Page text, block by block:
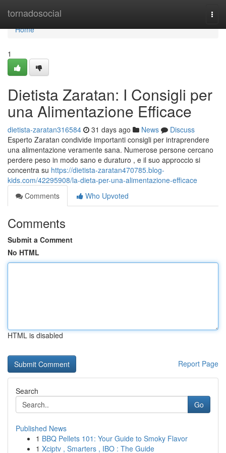
tornadosocial
Home
Home
1
Dietista Zaratan: I Consigli per
una Alimentazione Efficace
dietista-zaratan316584 31 days ago News
Discuss
Esperto Zaratan condivide importanti consigli per intraprendere
una alimentazione veramente sana. Numerose persone cercano
perdere peso in modo sano e duraturo , e il suo approccio si
concentra su https://dietista-zaratan470785.blog-
kids.com/42295908/la-dieta-per-una-alimentazione-efficace
Comments
Who Upvoted
Comments
Submit a Comment
No HTML
HTML is disabled
Report Page
Search
Go
Published News
1 BBQ Pellets 101: Your Guide to Smoky Flavor
1 Xciptv , Smarters , IBO : The Guide